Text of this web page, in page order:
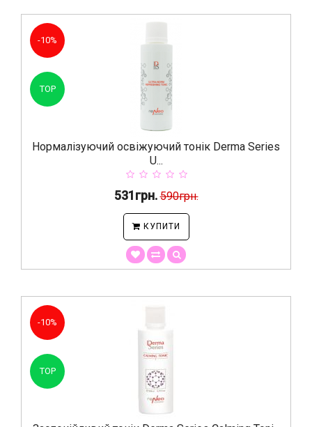
-10%
TOP
Нормалізуючий освіжуючий тонік Derma Series
U...
531грн. 590грн.
КУПИТИ
-10%
TOP